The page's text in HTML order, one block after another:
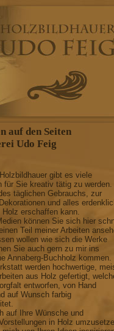
auf den Seiten
Udo Feig
gibt es viele
für Sie kreativ tätig zu
täglichen Gebrauchs, zur
und alles
erschaffen kann.
können Sie sich hier
Teil meiner Arbeiten
wollen wie sich die Werke
Sie auch gern zu mir ins
Annaberg-Buchholz kommen.
werden hochwertige,
aus Holz gefertigt,
entworfen, von Hand
auf Wunsch farbig
auf Ihre Wünsche und
in Holz